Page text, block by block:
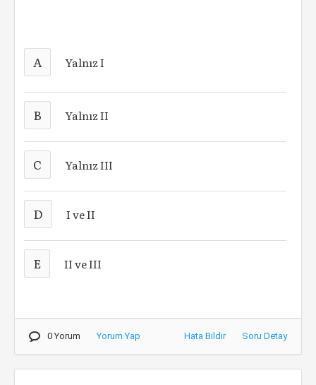
A Yalnız I
B Yalnız II
C Yalnız III
D I ve II
E II ve III
0 Yorum Yorum Yap Hata Bildir Soru Detay